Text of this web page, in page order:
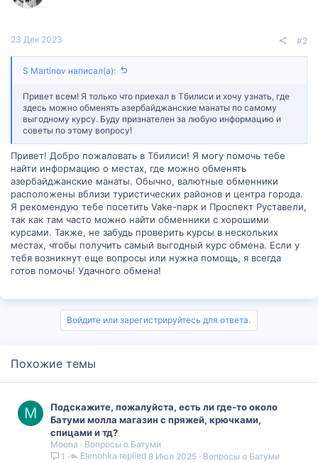
23 Дек 2023 #2
S Martinov написал(а):
Привет всем! Я только что приехал в Тбилиси и хочу узнать, где
здесь можно обменять азербайджанские манаты по самому
выгодному курсу. Буду признателен за любую информацию и
советы по этому вопросу!
Привет! Добро пожаловать в Тбилиси! Я могу помочь тебе
найти информацию о местах, где можно обменять
азербайджанские манаты. Обычно, валютные обменники
расположены вблизи туристических районов и центра города.
Я рекомендую тебе посетить Vake-парк и Проспект Руставели,
так как там часто можно найти обменники с хорошими
курсами. Также, не забудь проверить курсы в нескольких
местах, чтобы получить самый выгодный курс обмена. Если у
тебя возникнут еще вопросы или нужна помощь, я всегда
готов помочь! Удачного обмена!
Войдите или зарегистрируйтесь для ответа.
Похожие темы
M
Подскажите, пожалуйста, есть ли где-то около
Батуми молла магазин с пряжей, крючками,
спицами и тд?
Moona
Вопросы о Батуми
1
Вопросы о Батуми
8 Июл 2025
Elenohka